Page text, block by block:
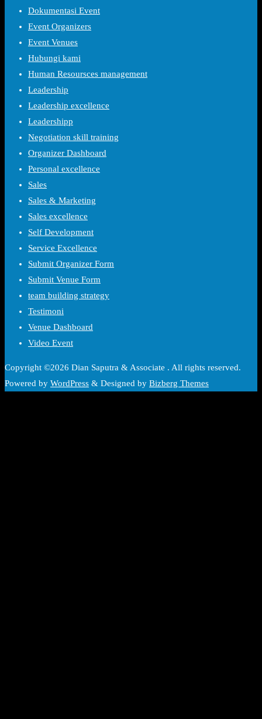
Dokumentasi Event
Event Organizers
Event Venues
Hubungi kami
Human Resoursces management
Leadership
Leadership excellence
Leadershipp
Negotiation skill training
Organizer Dashboard
Personal excellence
Sales
Sales & Marketing
Sales excellence
Self Development
Service Excellence
Submit Organizer Form
Submit Venue Form
team building strategy
Testimoni
Venue Dashboard
Video Event
Copyright ©2026 Dian Saputra & Associate . All rights reserved.
Powered by WordPress & Designed by Bizberg Themes